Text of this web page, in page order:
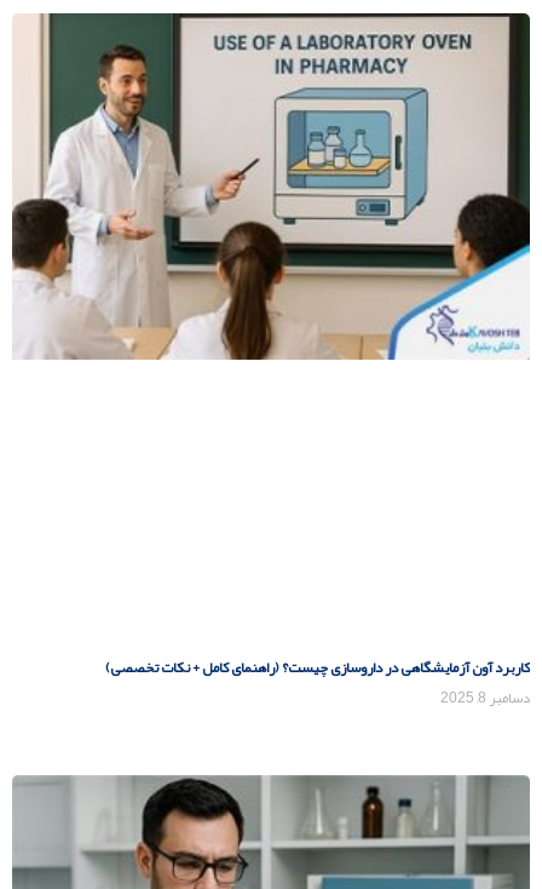
کاربرد آون آزمایشگاهی در داروسازی چیست؟ (راهنمای کامل + نکات تخصصی)
دسامبر 8, 2025